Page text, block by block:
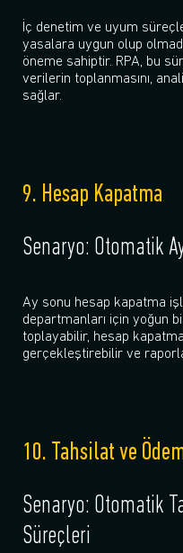
İç denetim ve uyum
yasalara uygun olup
öneme sahiptir. RPA, bu
verilerin toplanmasını,
sağlar.
9. Hesap Kapatma
Senaryo: Otomatik
Ay sonu hesap kapatma
departmanları için yoğun
toplayabilir, hesap
gerçekleştirebilir ve
10. Tahsilat ve
Senaryo: Otomatik
Süreçleri